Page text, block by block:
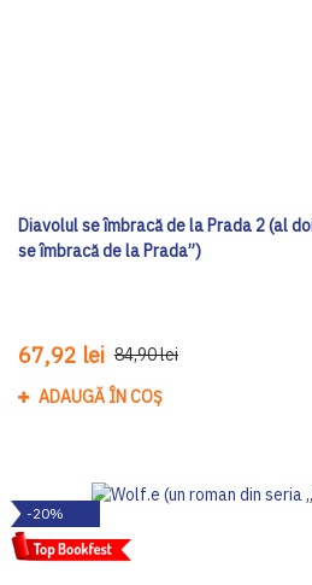
Diavolul se îmbracă de la Prada 2 (al
se îmbracă de la Prada”)
67,92 lei 84,90 lei
ADAUGĂ ÎN COȘ
-20%